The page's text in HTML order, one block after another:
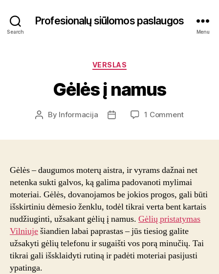
Search
Profesionalų siūlomos paslaugos
Menu
Categories
VERSLAS
Gėlės į namus
Post
By Informacija
Post
1 Commenton
Gėlės – daugumos moterų aistra, ir vyrams dažnai net
netenka sukti galvos, ką galima padovanoti mylimai
moteriai. Gėlės, dovanojamos be jokios progos, gali būti
išskirtiniu dėmesio ženklu, todėl tikrai verta bent kartais
nudžiuginti, užsakant gėlių į namus. Gėlių pristatymas
Vilniuješiandien labai paprastas – jūs tiesiog galite
užsakyti gėlių telefonu ir sugaišti vos porą minučių. Tai
tikrai gali išsklaidyti rutiną ir padėti moteriai pasijusti
ypatinga.